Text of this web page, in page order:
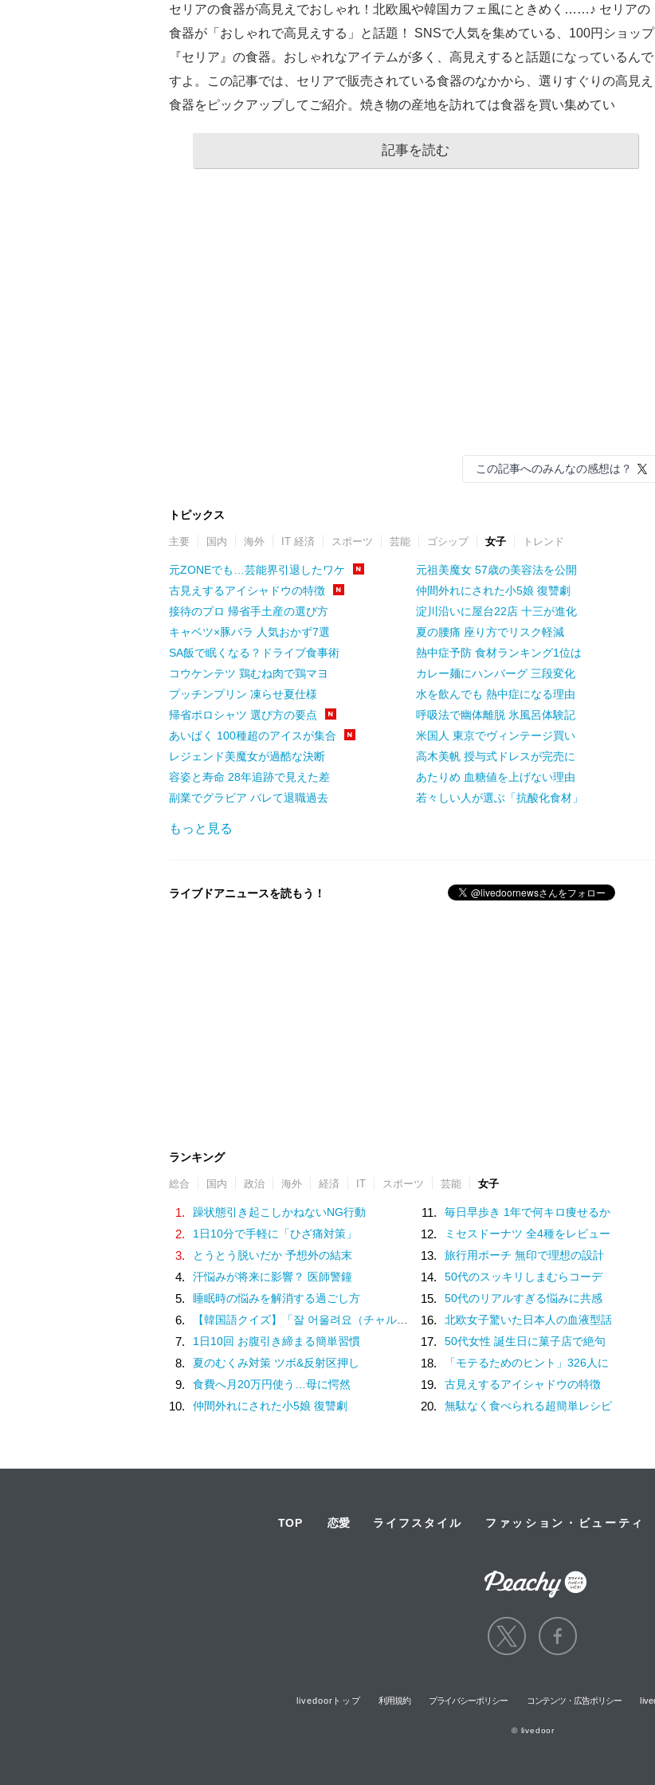
セリアの食器が高見えでおしゃれ！北欧風や韓国カフェ風にときめく……♪ セリアの
食器が「おしゃれで高見えする」と話題！ SNSで人気を集めている、100円ショップ
『セリア』の食器。おしゃれなアイテムが多く、高見えすると話題になっているんで
すよ。この記事では、セリアで販売されている食器のなかから、選りすぐりの高見え
食器をピックアップしてご紹介。焼き物の産地を訪れては食器を買い集めてい
記事を読む
この記事へのみんなの感想は？
トピックス
主要 国内 海外 IT 経済 スポーツ 芸能 ゴシップ 女子 トレンド
元ZONEでも…芸能界引退したワケ
古見えするアイシャドウの特徴
接待のプロ 帰省手土産の選び方
キャベツ×豚バラ 人気おかず7選
SA飯で眠くなる？ドライブ食事術
コウケンテツ 鶏むね肉で鶏マヨ
プッチンプリン 凍らせ夏仕様
帰省ポロシャツ 選び方の要点
あいぱく 100種超のアイスが集合
レジェンド美魔女が過酷な決断
容姿と寿命 28年追跡で見えた差
副業でグラビア バレて退職過去
元祖美魔女 57歳の美容法を公開
仲間外れにされた小5娘 復讐劇
淀川沿いに屋台22店 十三が進化
夏の腰痛 座り方でリスク軽減
熱中症予防 食材ランキング1位は
カレー麺にハンバーグ 三段変化
水を飲んでも 熱中症になる理由
呼吸法で幽体離脱 氷風呂体験記
米国人 東京でヴィンテージ買い
高木美帆 授与式ドレスが完売に
あたりめ 血糖値を上げない理由
若々しい人が選ぶ「抗酸化食材」
もっと見る
ライブドアニュースを読もう！
ランキング
総合 国内 政治 海外 経済 IT スポーツ 芸能 女子
1. 躁状態引き起こしかねないNG行動
2. 1日10分で手軽に「ひざ痛対策」
3. とうとう脱いだか 予想外の結末
4. 汗悩みが将来に影響？ 医師警鐘
5. 睡眠時の悩みを解消する過ごし方
6. 【韓国語クイズ】「잘 어울려요（チャル オウルリョヨ）」の意味は？褒め言葉です♡
7. 1日10回 お腹引き締まる簡単習慣
8. 夏のむくみ対策 ツボ&反射区押し
9. 食費へ月20万円使う…母に愕然
10. 仲間外れにされた小5娘 復讐劇
11. 毎日早歩き 1年で何キロ痩せるか
12. ミセスドーナツ 全4種をレビュー
13. 旅行用ポーチ 無印で理想の設計
14. 50代のスッキリしまむらコーデ
15. 50代のリアルすぎる悩みに共感
16. 北欧女子驚いた日本人の血液型話
17. 50代女性 誕生日に菓子店で絶句
18. 「モテるためのヒント」326人に
19. 古見えするアイシャドウの特徴
20. 無駄なく食べられる超簡単レシピ
TOP 恋愛 ライフスタイル ファッション・ビューティ
livedoorトップ 利用規約 プライバシーポリシー コンテンツ・広告ポリシー
© livedoor